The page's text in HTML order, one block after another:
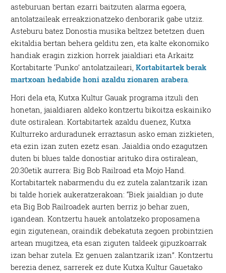
asteburuan bertan ezarri baitzuten alarma egoera,
antolatzaileak erreakzionatzeko denborarik gabe utziz.
Asteburu batez Donostia musika beltzez betetzen duen
ekitaldia bertan behera gelditu zen, eta kalte ekonomiko
handiak eragin zizkion horrek jaialdiari eta Arkaitz
Kortabitarte ‘Punko’ antolatzaileari,Kortabitartek berak
martxoan hedabide honi azaldu zionaren arabera
Hori dela eta, Kutxa Kultur Gauak programa itzuli den
honetan, jaialdiaren aldeko kontzertu bikoitza eskainiko
dute ostiralean. Kortabitartek azaldu duenez, Kutxa
Kulturreko arduradunek erraztasun asko eman zizkieten,
eta ezin izan zuten ezetz esan. Jaialdia ondo ezagutzen
duten bi blues talde donostiar arituko dira ostiralean,
20:30etik aurrera: Big Bob Railroad eta Mojo Hand.
Kortabitartek nabarmendu du ez zutela zalantzarik izan
bi talde horiek aukeratzerakoan: “Biek jaialdian jo dute
eta Big Bob Railroadek aurten berriz jo behar zuen,
igandean. Kontzertu hauek antolatzeko proposamena
egin zigutenean, oraindik debekatuta zegoen probintzien
artean mugitzea, eta esan ziguten taldeek gipuzkoarrak
izan behar zutela. Ez genuen zalantzarik izan”. Kontzertu
berezia denez, sarrerek ez dute Kutxa Kultur Gauetako